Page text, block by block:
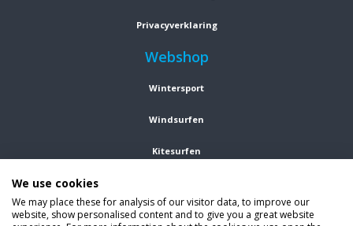
Privacyverklaring
Webshop
Wintersport
Windsurfen
Kitesurfen
Kleding
We use cookies
We may place these for analysis of our visitor data, to improve our
website, show personalised content and to give you a great website